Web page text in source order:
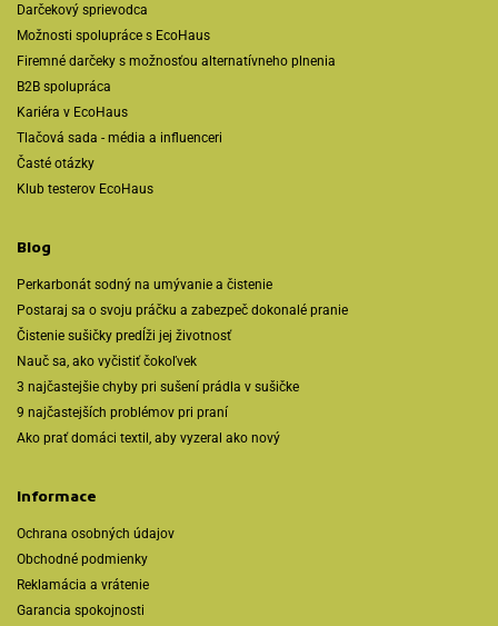
Darčekový sprievodca
Možnosti spolupráce s EcoHaus
Firemné darčeky s možnosťou alternatívneho plnenia
B2B spolupráca
Kariéra v EcoHaus
Tlačová sada - média a influenceri
Časté otázky
Klub testerov EcoHaus
Blog
Perkarbonát sodný na umývanie a čistenie
Postaraj sa o svoju práčku a zabezpeč dokonalé pranie
Čistenie sušičky predĺži jej životnosť
Nauč sa, ako vyčistiť čokoľvek
3 najčastejšie chyby pri sušení prádla v sušičke
9 najčastejších problémov pri praní
Ako prať domáci textil, aby vyzeral ako nový
Informace
Ochrana osobných údajov
Obchodné podmienky
Reklamácia a vrátenie
Garancia spokojnosti